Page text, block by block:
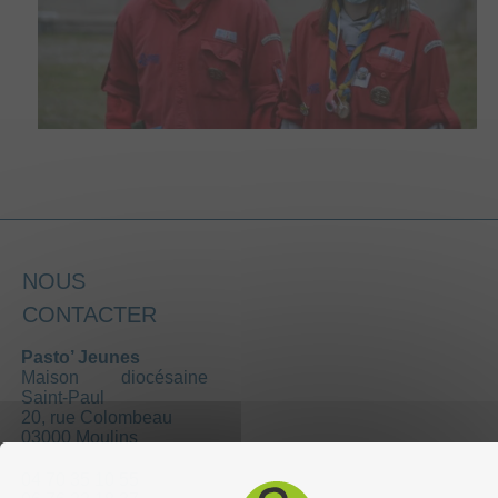
NOUS
CONTACTER
Pasto’ Jeunes
Maison diocésaine
Saint-Paul
20, rue Colombeau
03000 Moulins